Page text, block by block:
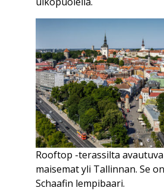
Rooftop -terassilta
maisemat yli Tallinnan. Se
Schaafin lempibaari.